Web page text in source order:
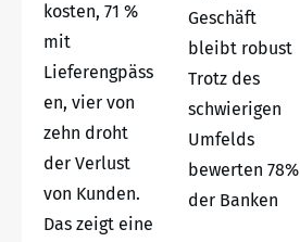
kosten, 71 %
mit
Lieferengpäss
en, vier von
zehn droht
der Verlust
von Kunden.
Das zeigt eine
Geschäft
bleibt robust
Trotz des
schwierigen
Umfelds
bewerten 78%
der Banken